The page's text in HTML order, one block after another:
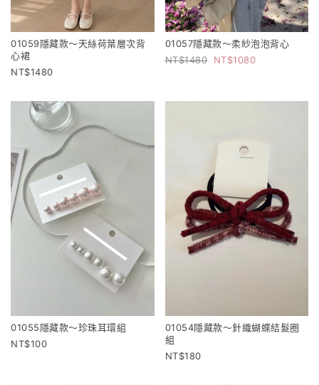
01059隱藏款～天絲荷葉層次背
心裙
1480
01057隱藏款～柔紗泡泡背心
1480
1080
01055隱藏款～珍珠耳環組
100
01054隱藏款～針織蝴蝶結髮圈
組
180